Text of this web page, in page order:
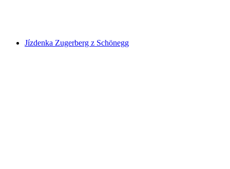
Jízdenka Zugerberg z Schönegg